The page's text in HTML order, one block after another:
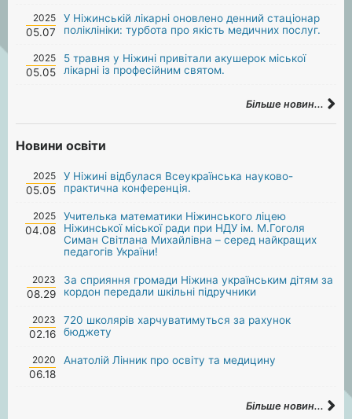
2025
05.07
У Ніжинській лікарні оновлено денний стаціонар
поліклініки: турбота про якість медичних послуг.
2025
05.05
5 травня у Ніжині привітали акушерок міської
лікарні із професійним святом.
Більше новин...
Новини освіти
2025
05.05
У Ніжині відбулася Всеукраїнська науково-
практична конференція.
2025
04.08
Учителька математики Ніжинського ліцею
Ніжинської міської ради при НДУ ім. М.Гоголя
Симан Світлана Михайлівна – серед найкращих
педагогів України!
2023
08.29
За сприяння громади Ніжина українським дітям за
кордон передали шкільні підручники
2023
02.16
720 школярів харчуватимуться за рахунок
бюджету
2020
06.18
Анатолій Лінник про освіту та медицину
Більше новин...